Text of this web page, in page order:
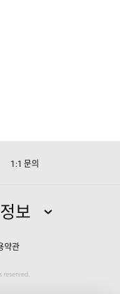
1:1 문의
보
약관
reserved.